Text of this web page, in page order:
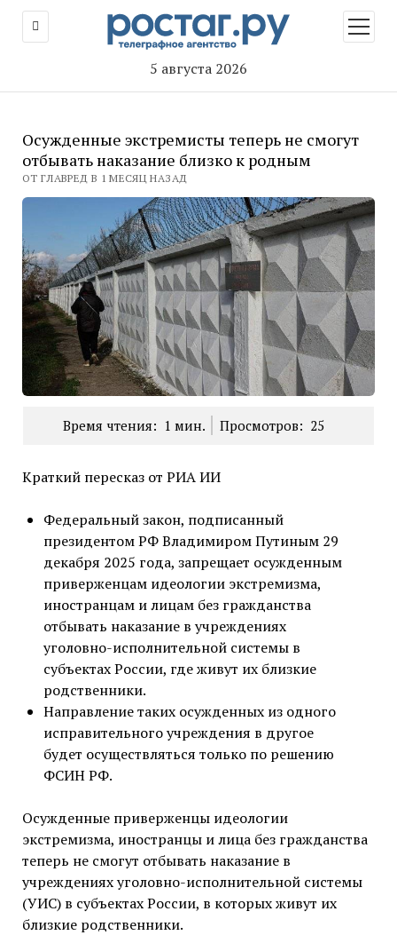
5 августа 2026
меню
Осужденные экстремисты теперь не смогут
отбывать наказание близко к родным
ОТ ГЛАВРЕД В 1 МЕСЯЦ НАЗАД
Время чтения: 1 мин. Просмотров: 25
Краткий пересказ от РИА ИИ
Федеральный закон, подписанный
президентом РФ Владимиром Путиным 29
декабря 2025 года, запрещает осужденным
приверженцам идеологии экстремизма,
иностранцам и лицам без гражданства
отбывать наказание в учреждениях
уголовно-исполнительной системы в
субъектах России, где живут их близкие
родственники.
Направление таких осужденных из одного
исправительного учреждения в другое
будет осуществляться только по решению
ФСИН РФ.
Осужденные приверженцы идеологии
экстремизма, иностранцы и лица без гражданства
теперь не смогут отбывать наказание в
учреждениях уголовно-исполнительной системы
(УИС) в субъектах России, в которых живут их
близкие родственники.